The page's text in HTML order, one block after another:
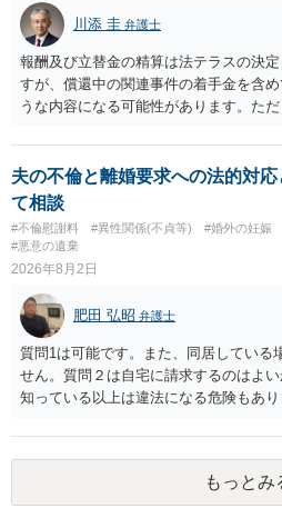
るのであれば，前向きに検討を進める
う。慰謝料請求としては証拠として使え
値と夫との関係との均衡のように思い
いるのであれば，どのような内容の委
書士との協議になると思います。請求
の見極めや，相手方は性交類似行為は
定しているのかによって，考え方・進
す。 ④性交類似行為を認めているにも
あれば，本人（行政書士でも同じだと
り変わらないように思います。減額で折
もよいように思いますが，ゼロかどう
しかなくなるようにも思います。そう
談して進めることを検討した方がよいよ
川添 圭 弁護士
報酬及び立替金の精算は法テラスの決
すが、償還中の関連事件の着手金を含
うな内容になる可能性があります。た
情によって対応が違いますので、法テ
実です。
夫の不倫と離婚要求への法的対
て相談
#不倫慰謝料 #異性関係(不貞等) #婚外の妊娠
#悪意の遺棄
2026年8月2日
肥田 弘昭 弁護士
質問1は可能です。また、同居している
せん。質問２は自宅に請求するのはよ
知っている以上は違法になる危険もあ
かと思います。有責配偶者ですので相
に訴訟されても法的に成立しません。
い、相続権が発生します。合意があれ
することはできません。質問６は可能
もっとみ